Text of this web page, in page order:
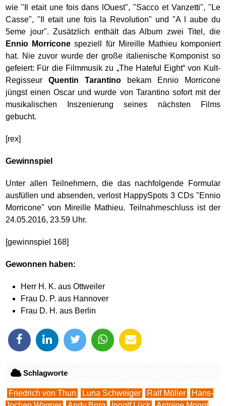
wie "Il etait une fois dans lOuest", "Sacco et Vanzetti", "Le
Casse", "Il etait une fois la Revolution" und "A l aube du
5eme jour". Zusätzlich enthält das Album zwei Titel, die
Ennio Morricone speziell für Mireille Mathieu komponiert
hat. Nie zuvor wurde der große italienische Komponist so
gefeiert: Für die Filmmusik zu „The Hateful Eight“ von Kult-
RegisseurQuentin Tarantino bekam Ennio Morricone
jüngst einen Oscar und wurde von Tarantino sofort mit der
musikalischen Inszenierung seines nächsten Films
gebucht.
[rex]
Gewinnspiel
Unter allen Teilnehmern, die das nachfolgende Formular
ausfüllen und absenden, verlost HappySpots 3 CDs "Ennio
Morricone" von Mireille Mathieu. Teilnahmeschluss ist der
24.05.2016, 23.59 Uhr.
[gewinnspiel 168]
Gewonnen haben:
Herr H. K. aus Ottweiler
Frau D. P. aus Hannover
Frau D. H. aus Berlin
Schlagworte
Friedrich von Thun Luna Schweiger Ralf Möller
Hans-